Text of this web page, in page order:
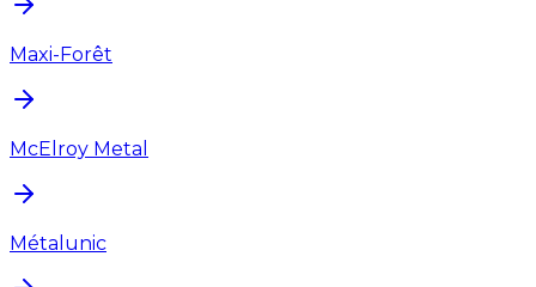
Maxi-Forêt
McElroy Metal
Métalunic